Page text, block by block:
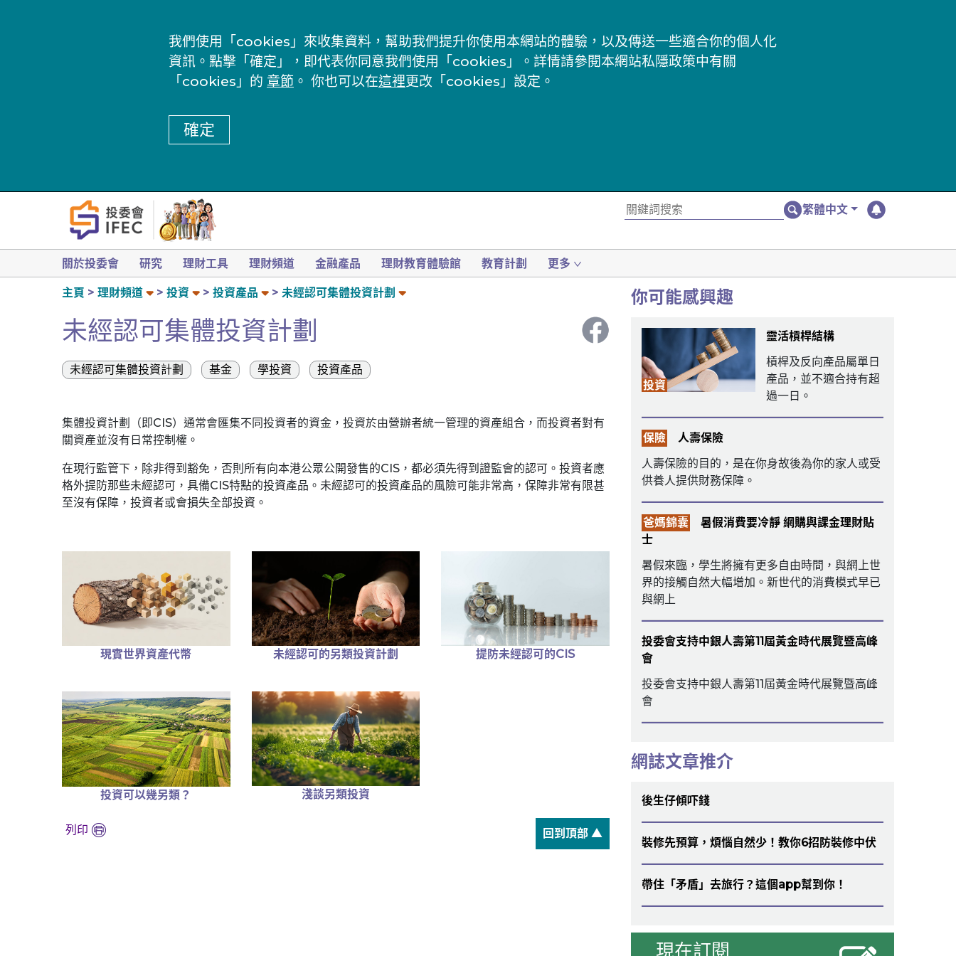
我們使用「cookies」來收集資料，幫助我們提升你使用本網站的體驗，以及傳送一些適合你的個人化
資訊。點擊「確定」，即代表你同意我們使用「cookies」。詳情請參閱本網站私隱政策中有關
「cookies」的 章節 。 你也可以在這裡更改「cookies」設定。
確定
繁體中文
關於投委會 研究 理財工具 理財頻道 金融產品 理財教育體驗館 教育計劃 更多
主頁 理財頻道 投資 投資產品 未經認可集體投資計劃
未經認可集體投資計劃
未經認可集體投資計劃 基金 學投資 投資產品
集體投資計劃（即CIS）通常會匯集不同投資者的資金，投資於由營辦者統一管理的資產組合，而投資者對有
關資產並沒有日常控制權。
在現行監管下，除非得到豁免，否則所有向本港公眾公開發售的CIS，都必須先得到證監會的認可。投資者應
格外提防那些未經認可，具備CIS特點的投資產品。未經認可的投資產品的風險可能非常高，保障非常有限甚
至沒有保障，投資者或會損失全部投資。
現實世界資產代幣 未經認可的另類投資計劃 提防未經認可的CIS
投資可以幾另類？ 淺談另類投資
列印 回到頂部 ▲
你可能感興趣
投資
靈活槓桿結構
槓桿及反向產品屬單日
產品，並不適合持有超
過一日。
保險
人壽保險
人壽保險的目的，是在你身故後為你的家人或受
供養人提供財務保障。
爸媽錦囊
暑假消費要冷靜 網購與課金理財貼
士
暑假來臨，學生將擁有更多自由時間，與網上世
界的接觸自然大幅增加。新世代的消費模式早已
與網上
投委會支持中銀人壽第11屆黃金時代展覽暨高峰
會
投委會支持中銀人壽第11屆黃金時代展覽暨高峰
會
網誌文章推介
後生仔傾吓錢
裝修先預算，煩惱自然少！教你6招防裝修中伏
帶住「矛盾」去旅行？這個app幫到你！
現在訂閱